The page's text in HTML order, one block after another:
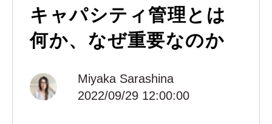
キャパシティ管理とは
何か、なぜ重要なのか
Miyaka Sarashina
2022/09/29 12:00:00